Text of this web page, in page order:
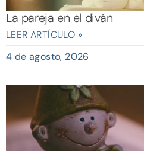
La pareja en el diván
LEER ARTÍCULO »
4 de agosto, 2026